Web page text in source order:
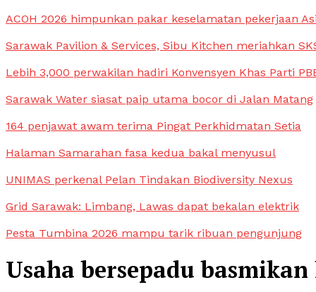
ACOH 2026 himpunkan pakar keselamatan pekerjaan
Sarawak Pavilion & Services, Sibu Kitchen meriahkan
Lebih 3,000 perwakilan hadiri Konvensyen Khas Parti
Sarawak Water siasat paip utama bocor di Jalan Matang
164 penjawat awam terima Pingat Perkhidmatan Setia
Halaman Samarahan fasa kedua bakal menyusul
UNIMAS perkenal Pelan Tindakan Biodiversity Nexus
Grid Sarawak: Limbang, Lawas dapat bekalan elektrik
Pesta Tumbina 2026 mampu tarik ribuan pengunjung
Usaha bersepadu